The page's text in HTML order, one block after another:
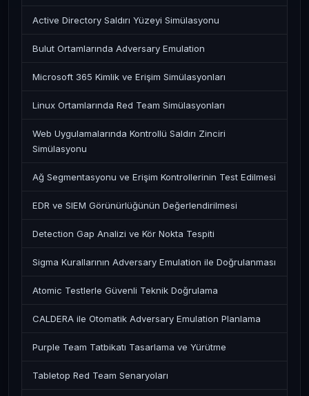
Active Directory Saldırı Yüzeyi Simülasyonu
Bulut Ortamlarında Adversary Emulation
Microsoft 365 Kimlik ve Erişim Simülasyonları
Linux Ortamlarında Red Team Simülasyonları
Web Uygulamalarında Kontrollü Saldırı Zinciri
Simülasyonu
Ağ Segmentasyonu ve Erişim Kontrollerinin Test Edilmesi
EDR ve SIEM Görünürlüğünün Değerlendirilmesi
Detection Gap Analizi ve Kör Nokta Tespiti
Sigma Kurallarının Adversary Emulation ile Doğrulanması
Atomic Testlerle Güvenli Teknik Doğrulama
CALDERA ile Otomatik Adversary Emulation Planlama
Purple Team Tatbikatı Tasarlama ve Yürütme
Tabletop Red Team Senaryoları